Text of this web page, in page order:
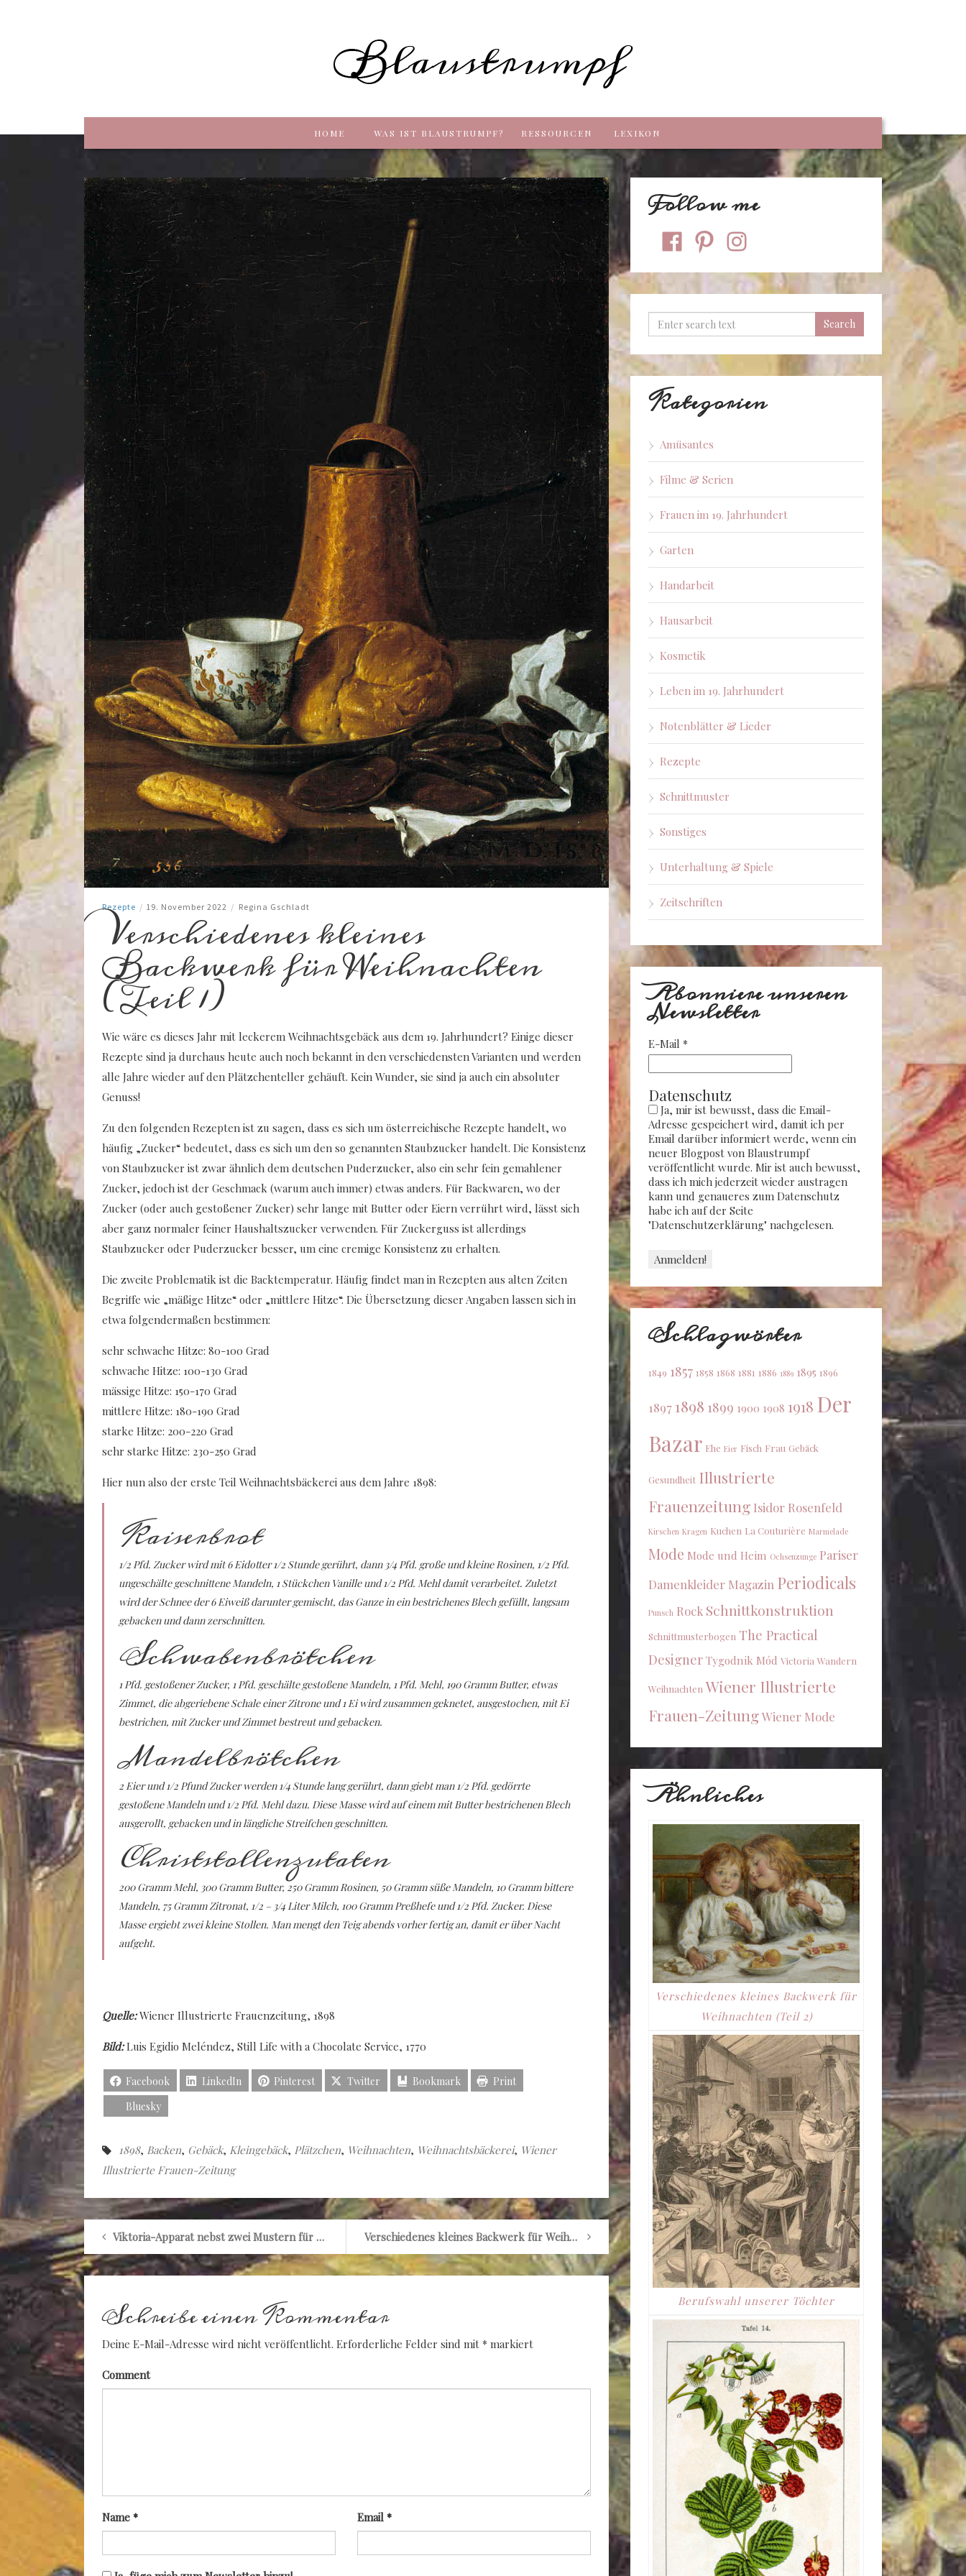
Blaustrumpf
HOME WAS IST BLAUSTRUMPF? RESSOURCEN LEXIKON
Rezepte / 19. November 2022 / Regina Gschladt
Verschiedenes kleines
Backwerk für Weihnachten
(Teil 1)
Wie wäre es dieses Jahr mit leckerem Weihnachtsgebäck aus dem 19. Jahrhundert? Einige dieser
Rezepte sind ja durchaus heute auch noch bekannt in den verschiedensten Varianten und werden
alle Jahre wieder auf den Plätzchenteller gehäuft. Kein Wunder, sie sind ja auch ein absoluter
Genuss!
Zu den folgenden Rezepten ist zu sagen, dass es sich um österreichische Rezepte handelt, wo
häufig „Zucker“ bedeutet, dass es sich um den so genannten Staubzucker handelt. Die Konsistenz
von Staubzucker ist zwar ähnlich dem deutschen Puderzucker, also ein sehr fein gemahlener
Zucker, jedoch ist der Geschmack (warum auch immer) etwas anders. Für Backwaren, wo der
Zucker (oder auch gestoßener Zucker) sehr lange mit Butter oder Eiern verrührt wird, lässt sich
aber ganz normaler feiner Haushaltszucker verwenden. Für Zuckerguss ist allerdings
Staubzucker oder Puderzucker besser, um eine cremige Konsistenz zu erhalten.
Die zweite Problematik ist die Backtemperatur. Häufig findet man in Rezepten aus alten Zeiten
Begriffe wie „mäßige Hitze“ oder „mittlere Hitze“. Die Übersetzung dieser Angaben lassen sich in
etwa folgendermaßen bestimmen:
sehr schwache Hitze: 80-100 Grad
schwache Hitze: 100-130 Grad
mässige Hitze: 150-170 Grad
mittlere Hitze: 180-190 Grad
starke Hitze: 200-220 Grad
sehr starke Hitze: 230-250 Grad
Hier nun also der erste Teil Weihnachtsbäckerei aus dem Jahre 1898:
Kaiserbrot
1/2 Pfd. Zucker wird mit 6 Eidotter 1/2 Stunde gerührt, dann 3/4 Pfd. große und kleine Rosinen, 1/2 Pfd.
ungeschälte geschnittene Mandeln, 1 Stückchen Vanille und 1/2 Pfd. Mehl damit verarbeitet. Zuletzt
wird der Schnee der 6 Eiweiß darunter gemischt, das Ganze in ein bestrichenes Blech gefüllt, langsam
gebacken und dann zerschnitten.
Schwabenbrötchen
1 Pfd. gestoßener Zucker, 1 Pfd. geschälte gestoßene Mandeln, 1 Pfd. Mehl, 190 Gramm Butter, etwas
Zimmet, die abgeriebene Schale einer Zitrone und 1 Ei wird zusammen geknetet, ausgestochen, mit Ei
bestrichen, mit Zucker und Zimmet bestreut und gebacken.
Mandelbrötchen
2 Eier und 1/2 Pfund Zucker werden 1/4 Stunde lang gerührt, dann giebt man 1/2 Pfd. gedörrte
gestoßene Mandeln und 1/2 Pfd. Mehl dazu. Diese Masse wird auf einem mit Butter bestrichenen Blech
ausgerollt, gebacken und in längliche Streifchen geschnitten.
Christstollenzutaten
200 Gramm Mehl, 300 Gramm Butter, 250 Gramm Rosinen, 50 Gramm süße Mandeln, 10 Gramm bittere
Mandeln, 75 Gramm Zitronat, 1/2 – 3/4 Liter Milch, 100 Gramm Preßhefe und 1/2 Pfd. Zucker. Diese
Masse ergiebt zwei kleine Stollen. Man mengt den Teig abends vorher fertig an, damit er über Nacht
aufgeht.
Quelle:Wiener Illustrierte Frauenzeitung, 1898
Bild: Luis Egidio Meléndez, Still Life with a Chocolate Service, 1770
Facebook LinkedIn Pinterest Twitter Bookmark
Print
Bluesky
1898, Backen, Gebäck, Kleingebäck, Plätzchen, Weihnachten, Weihnachtsbäckerei, Wiener
Illustrierte Frauen-Zeitung
Viktoria-Apparat nebst zwei Mustern für Unterröcke, Shawls u. a. m. Verschiedenes kleines Backwerk für Weihnachten (Teil 2)
Schreibe einen Kommentar
Deine E-Mail-Adresse wird nicht veröffentlicht. Erforderliche Felder sind mit * markiert
Comment
Name * Email *
Follow me
facebookpinterestinstagram
Kategorien
Amüsantes
Filme & Serien
Frauen im 19. Jahrhundert
Garten
Handarbeit
Hausarbeit
Kosmetik
Leben im 19. Jahrhundert
Notenblätter & Lieder
Rezepte
Schnittmuster
Sonstiges
Unterhaltung & Spiele
Zeitschriften
Abonniere unseren
Newsletter
E-Mail *
Datenschutz
Ja, mir ist bewusst, dass die Email-
Adresse gespeichert wird, damit ich per
Email darüber informiert werde, wenn ein
neuer Blogpost von Blaustrumpf
veröffentlicht wurde. Mir ist auch bewusst,
dass ich mich jederzeit wieder austragen
kann und genaueres zum Datenschutz
habe ich auf der Seite
"Datenschutzerklärung" nachgelesen.
Schlagwörter
1849 1857 1858 1868 1881 1886 1889 1895 1896
18971898 1899 1900 1908 1918 Der
Bazar Ehe Eier Fisch Frau Gebäck
Gesundheit Illustrierte
Frauenzeitung Isidor Rosenfeld
Kirschen Kragen Kuchen La Couturière Marmelade
Mode Mode und Heim Ochsenzunge Pariser
Damenkleider Magazin Periodicals
Punsch Rock Schnittkonstruktion
Schnittmusterbogen The Practical
Designer Tygodnik Mód Victoria Wandern
Weihnachten Wiener Illustrierte
Frauen-ZeitungWiener Mode
Ähnliches
Verschiedenes kleines Backwerk für
Weihnachten (Teil 2)
Berufswahl unserer Töchter